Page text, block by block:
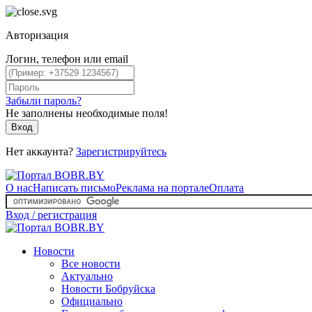
Авторизация
Логин, телефон или email
Забыли пароль?
Не заполнены необходимые поля!
Вход
Нет аккаунта? Зарегистрируйтесь
О насНаписать письмоРеклама на порталеОплата
Вход / регистрация
Новости
Все новости
Актуально
Новости Бобруйска
Официально